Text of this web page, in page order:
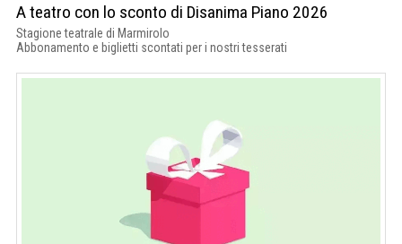
A teatro con lo sconto di Disanima Piano 2026
Stagione teatrale di Marmirolo
Abbonamento e biglietti scontati per i nostri tesserati